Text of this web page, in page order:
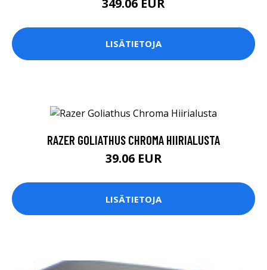
LISÄTIETOJA
RAZER GOLIATHUS CHROMA HIIRIALUSTA
39.06 EUR
LISÄTIETOJA